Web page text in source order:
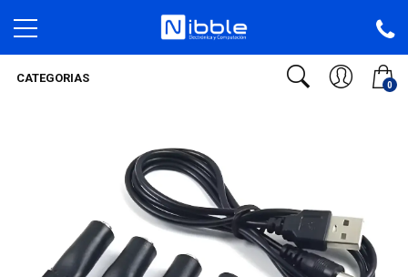
0
CATEGORIAS